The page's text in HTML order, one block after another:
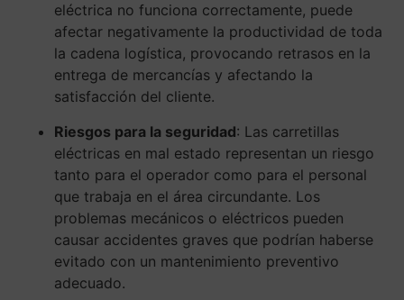
eléctrica no funciona correctamente, puede
afectar negativamente la productividad de toda
la cadena logística, provocando retrasos en la
entrega de mercancías y afectando la
satisfacción del cliente.
Riesgos para la seguridad: Las carretillas
eléctricas en mal estado representan un riesgo
tanto para el operador como para el personal
que trabaja en el área circundante. Los
problemas mecánicos o eléctricos pueden
causar accidentes graves que podrían haberse
evitado con un mantenimiento preventivo
adecuado.